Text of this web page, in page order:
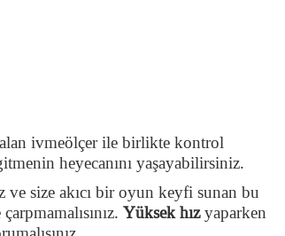
ivmeölçer ile birlikte kontrol
heyecanını yaşayabilirsiniz.
size akıcı bir oyun keyfi sunan bu
Yüksek hızyaparken